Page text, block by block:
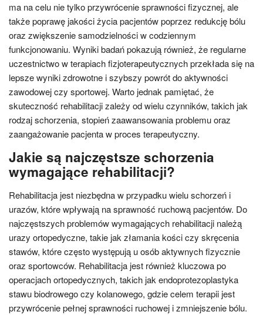
ma na celu nie tylko przywrócenie sprawności fizycznej, ale
także poprawę jakości życia pacjentów poprzez redukcję bólu
oraz zwiększenie samodzielności w codziennym
funkcjonowaniu. Wyniki badań pokazują również, że regularne
uczestnictwo w terapiach fizjoterapeutycznych przekłada się na
lepsze wyniki zdrowotne i szybszy powrót do aktywności
zawodowej czy sportowej. Warto jednak pamiętać, że
skuteczność rehabilitacji zależy od wielu czynników, takich jak
rodzaj schorzenia, stopień zaawansowania problemu oraz
zaangażowanie pacjenta w proces terapeutyczny.
Jakie są najczęstsze schorzenia
wymagające rehabilitacji?
Rehabilitacja jest niezbędna w przypadku wielu schorzeń i
urazów, które wpływają na sprawność ruchową pacjentów. Do
najczęstszych problemów wymagających rehabilitacji należą
urazy ortopedyczne, takie jak złamania kości czy skręcenia
stawów, które często występują u osób aktywnych fizycznie
oraz sportowców. Rehabilitacja jest również kluczowa po
operacjach ortopedycznych, takich jak endoprotezoplastyka
stawu biodrowego czy kolanowego, gdzie celem terapii jest
przywrócenie pełnej sprawności ruchowej i zmniejszenie bólu.